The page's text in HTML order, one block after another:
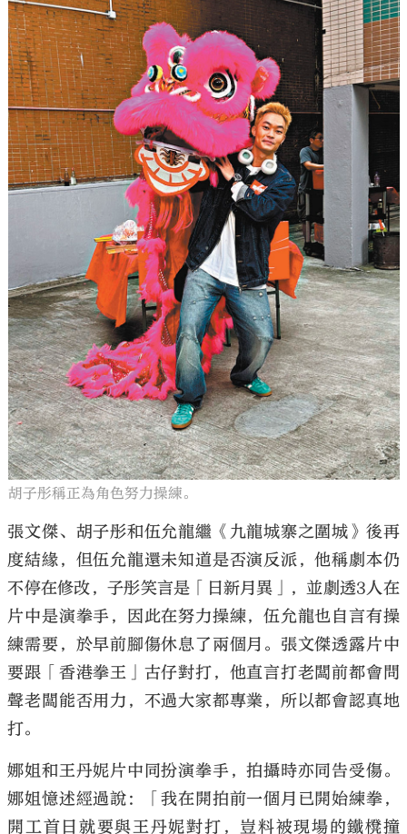
胡子彤稱正為角色努力操練。
張文傑、胡子彤和伍允龍繼《九龍城寨之圍城》後再
度結緣，但伍允龍還未知道是否演反派，他稱劇本仍
不停在修改，子彤笑言是「日新月異」，並劇透3人在
片中是演拳手，因此在努力操練，伍允龍也自言有操
練需要，於早前腳傷休息了兩個月。張文傑透露片中
要跟「香港拳王」古仔對打，他直言打老闆前都會問
聲老闆能否用力，不過大家都專業，所以都會認真地
打。
娜姐和王丹妮片中同扮演拳手，拍攝時亦同告受傷。
娜姐憶述經過說：「我在開拍前一個月已開始練拳，
開工首日就要與王丹妮對打，豈料被現場的鐵櫈撞